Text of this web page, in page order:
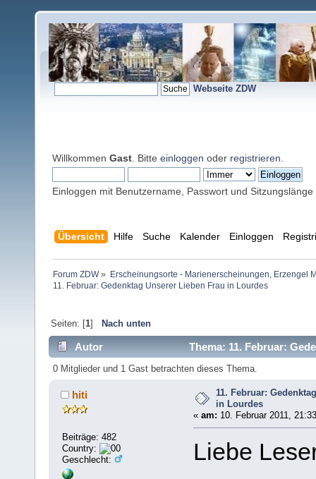
Webseite ZDW
Willkommen Gast . Bitte einloggen oder registrieren
Einloggen mit Benutzername, Passwort und Sitzungslänge
Übersicht Hilfe Suche Kalender Einloggen
Forum ZDW»
Erscheinungsorte - Marienerscheinungen, Erzengel
11. Februar: Gedenktag Unserer Lieben Frau in Lourdes
Seiten: [1] Nach unten
Autor Thema: 11. Februar:
0 Mitglieder und 1 Gast betrachten dieses Thema.
hiti
Beiträge: 482
Country:
Geschlecht:
11. Februar:
in Lourdes
« am: 10. Februar 2011,
Liebe